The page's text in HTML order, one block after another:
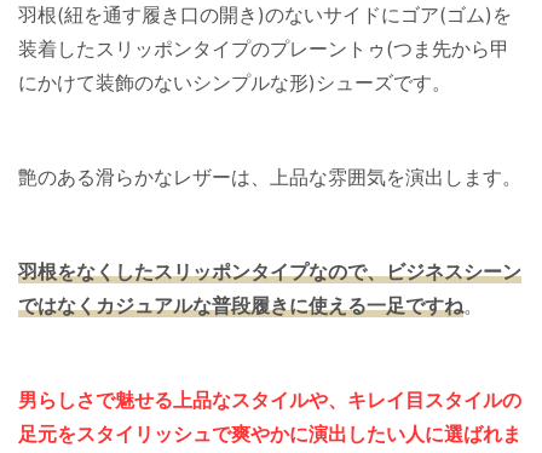
羽根(紐を通す履き口の開き)のないサイドにゴア(ゴム)を
装着したスリッポンタイプのプレーントゥ(つま先から甲
にかけて装飾のないシンプルな形)シューズです。
艶のある滑らかなレザーは、上品な雰囲気を演出します。
羽根をなくしたスリッポンタイプなので、ビジネスシーン
ではなくカジュアルな普段履きに使える一足ですね。
男らしさで魅せる上品なスタイルや、キレイ目スタイルの
足元をスタイリッシュで爽やかに演出したい人に選ばれま